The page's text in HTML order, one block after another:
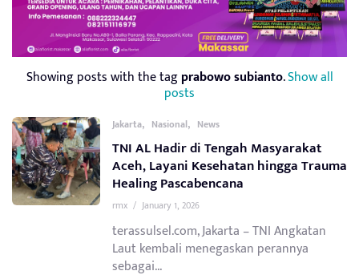
Showing posts with the tagprabowo subianto.Show all
posts
Jakarta, Nasional, News
TNI AL Hadir di Tengah Masyarakat
Aceh, Layani Kesehatan hingga Trauma
Healing Pascabencana
rmx / January 1, 2026
terassulsel.com, Jakarta – TNI Angkatan
Laut kembali menegaskan perannya
sebagai...